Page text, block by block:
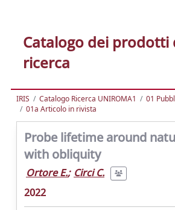
Catalogo dei prodotti
ricerca
IRIS Catalogo Ricerca UNIROMA1
01
01a Articolo in rivista
Probe lifetime around
with obliquity
Ortore E.; Circi C.
2022